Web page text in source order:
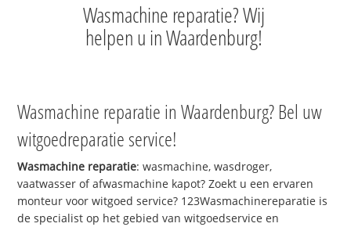
Wasmachine reparatie? Wij
helpen u in Waardenburg!
Wasmachine reparatie in Waardenburg? Bel uw
witgoedreparatie service!
Wasmachine reparatie: wasmachine, wasdroger,
vaatwasser of afwasmachine kapot? Zoekt u een ervaren
monteur voor witgoed service? 123Wasmachinereparatie is
de specialist op het gebied van witgoedservice en